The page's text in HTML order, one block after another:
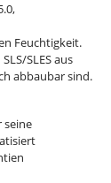
Feuchtigkeit.
SLES aus
abbaubar sind.
seine